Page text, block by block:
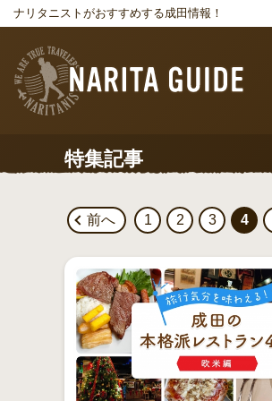
ナリタニストがおすすめする成田情報！
特集記事
前へ 1 2 3 4